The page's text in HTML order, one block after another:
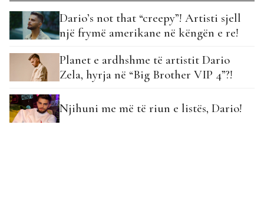
Dario’s not that “creepy”! Artisti sjell
një frymë amerikane në këngën e re!
Planet e ardhshme të artistit Dario
Zela, hyrja në “Big Brother VIP 4”?!
Njihuni me më të riun e listës, Dario!